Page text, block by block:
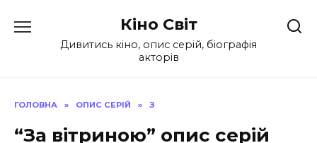
до
Кіно Світ
Дивитись кіно, опис серій, біографія
акторів
ГОЛОВНА » ОПИС СЕРІЙ » З
“За вітриною” опис серій